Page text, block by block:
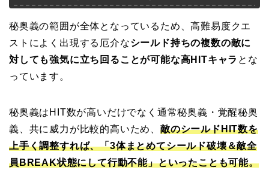
秘奥義の範囲が全体となっているため、高難易度クエ
ストによく出現する厄介なシールド持ちの複数の敵に
対しても強気に立ち回ることが可能な高HITキャラ とな
っています。
秘奥義はHIT数が高いだけでなく通常秘奥義・覚醒秘奥
義、共に威力が比較的高いため、 敵のシールドHIT数を
上手く調整すれば、「3体まとめてシールド破壊＆敵全
員BREAK状態にして行動不能」といったことも可能。